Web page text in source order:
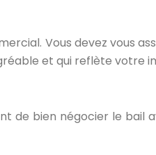
Vous devez vous
et qui reflète votre
bien négocier le bail